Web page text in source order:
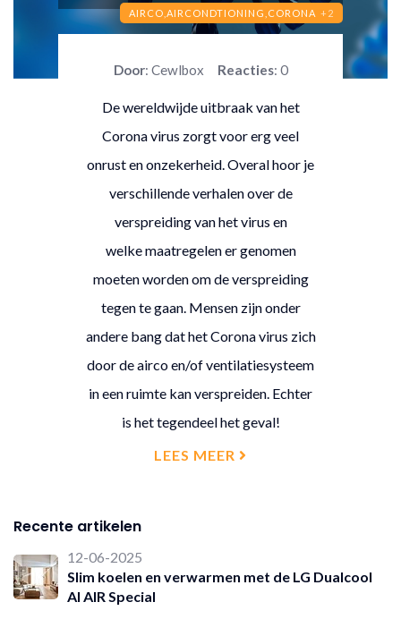
AIRCO, AIRCONDTIONING, CORONA +2
Door: Cewlbox Reacties: 0
De wereldwijde uitbraak van het
Corona virus zorgt voor erg veel
onrust en onzekerheid. Overal hoor je
verschillende verhalen over de
verspreiding van het virus en
welke maatregelen er genomen
moeten worden om de verspreiding
tegen te gaan. Mensen zijn onder
andere bang dat het Corona virus zich
door de airco en/of ventilatiesysteem
in een ruimte kan verspreiden. Echter
is het tegendeel het geval!
LEES MEER
Recente artikelen
12-06-2025
Slim koelen en verwarmen met de LG Dualcool
AI AIR Special